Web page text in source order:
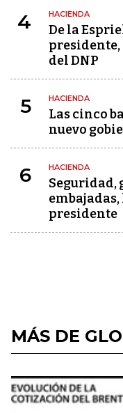
4 HACIENDA
De la
del DNP
5 HACIENDA
Las cinco
nuevo
6 HACIENDA
Seguridad,
presidente
MÁS DE